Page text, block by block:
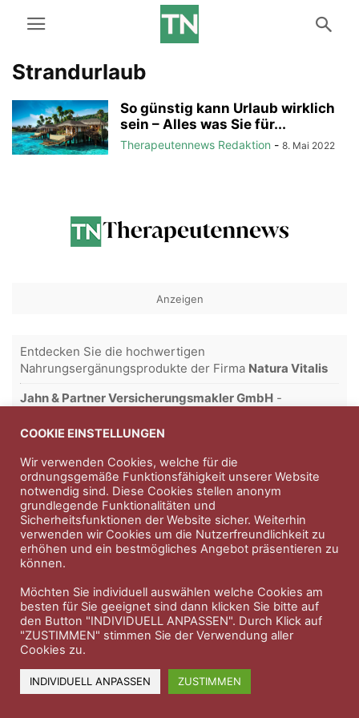
Strandurlaub
So günstig kann Urlaub wirklich
sein – Alles was Sie für...
Therapeutennews Redaktion - 8. Mai 2022
Anzeigen
Entdecken Sie die hochwertigen
Nahrungsergänungsprodukte der Firma Natura Vitalis
Jahn & Partner Versicherungsmakler GmbH -
Professioneller Rundumschutz seit über 30 Jahren.
Impressum Nutzungsbedingungen
Datenschutzerklärung Therapeutenkatalog Über uns
COOKIE EINSTELLUNGEN
Wir verwenden Cookies, welche für die
ordnungsgemäße Funktionsfähigkeit unserer Website
notwendig sind. Diese Cookies stellen anonym
grundlegende Funktionalitäten und
Sicherheitsfunktionen der Website sicher. Weiterhin
verwenden wir Cookies um die Nutzerfreundlichkeit zu
erhöhen und ein bestmögliches Angebot präsentieren zu
können.
Möchten Sie individuell auswählen welche Cookies am
besten für Sie geeignet sind dann klicken Sie bitte auf
den Button "INDIVIDUELL ANPASSEN". Durch Klick auf
"ZUSTIMMEN" stimmen Sie der Verwendung aller
Cookies zu.
INDIVIDUELL ANPASSEN ZUSTIMMEN